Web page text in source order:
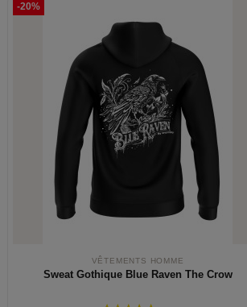
-20%
VÊTEMENTS HOMME
Sweat Gothique Blue Raven The Crow